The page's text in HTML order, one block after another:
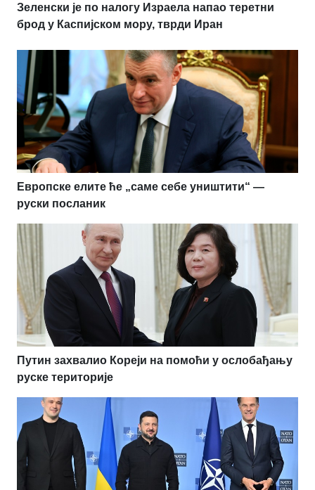
Зеленски је по налогу Израела напао теретни
брод у Каспијском мору, тврди Иран
Европске елите ће „саме себе уништити“ —
руски посланик
Путин захвалио Кореји на помоћи у ослобађању
руске територије